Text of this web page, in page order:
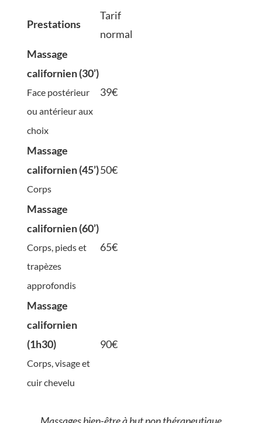
Prestations
Tarif
normal
Massage
californien (30’)
Face postérieur
ou antérieur aux
choix
39€
Massage
californien (45’)
Corps
50€
Massage
californien (60’)
Corps, pieds et
trapèzes
approfondis
65€
Massage
californien
(1h30)
Corps, visage et
cuir chevelu
90€